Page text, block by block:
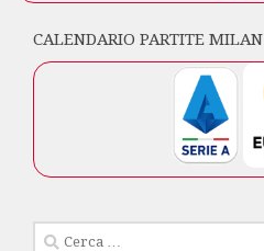
CALENDARIO PARTITE MILAN
Ricerca